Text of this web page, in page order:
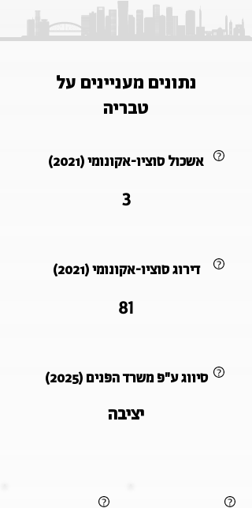
נתונים מעניינים על
טבריה
אשכול סוציו-אקונומי (2021)
3
דירוג סוציו-אקונומי (2021)
81
סיווג ע"פ משרד הפנים (2025)
יציבה